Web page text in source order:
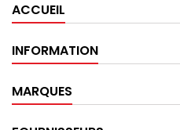
ACCUEIL
INFORMATION
MARQUES